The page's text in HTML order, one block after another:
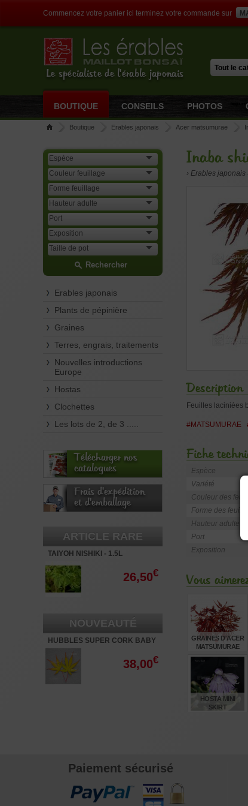
Commencez votre panier ici terminez votre commande sur
Le spécialiste de l'érable japonais
BOUTIQUE CONSEILS PHOTOS
Boutique Erables japonais Acer matsumurae
Rechercher
Erables japonais
Plants de pépinière
Graines
Terres, engrais, traitements
Nouvelles introductions
Europe
Hostas
Clochettes
Les lots de 2, de 3 .....
Télécharger nos
catalogues
Frais d'expédition
et d'emballage
ARTICLE RARE
TAIYOH NISHIKI - 1.5L
26,50€
NOUVEAUTÉ
HUBBLES SUPER CORK BABY
- 3L
38,00€
Inaba
› Erables japonais
Description
Feuilles laciniées
#MATSUMURAE
Fiche
Espèce
Variété
Couleur des
Forme des feuilles
Hauteur adulte
Port
Exposition
Vous
GRAINES D'ACER
MATSUMURAE
6,00€
HOSTA MINI
SKIRT
Paiement sécurisé